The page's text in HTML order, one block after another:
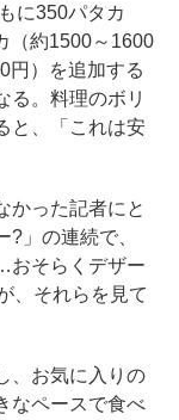
に350パタカ
（約1500～1600
円）を追加する
る。料理のボリ
と、「これは安
かった記者にと
」の連続で、
そらくデザー
、それらを見て
、お気に入りの
なペースで食べ